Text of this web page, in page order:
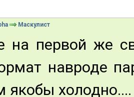
Маскулист
на первой же
навроде
якобы холодно....